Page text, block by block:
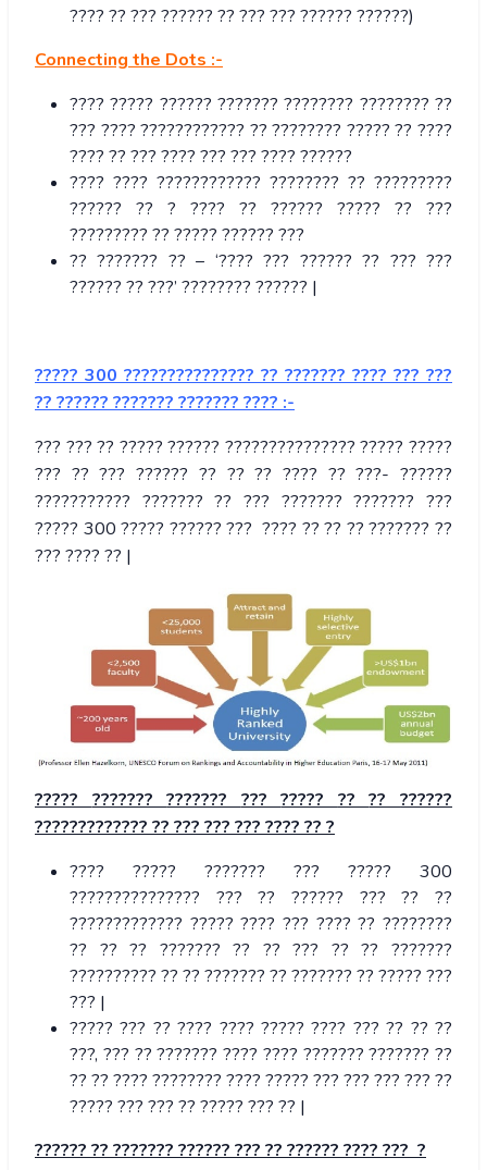
???? ?? ??? ?????? ?? ??? ??? ?????? ??????)
Connecting the Dots :-
???? ????? ?????? ??????? ???????? ???????? ??
??? ???? ???????????? ?? ???????? ????? ?? ????
???? ?? ??? ???? ??? ??? ???? ??????
???? ???? ???????????? ???????? ?? ?????????
?????? ?? ? ???? ?? ?????? ????? ?? ???
????????? ?? ????? ?????? ???
?? ??????? ?? – ‘???? ??? ?????? ?? ??? ???
?????? ?? ???’ ???????? ?????? |
????? 300 ??????????????? ?? ??????? ???? ??? ???
?? ?????? ??????? ??????? ???? :-
??? ??? ?? ????? ?????? ??????????????? ????? ?????
??? ?? ??? ?????? ?? ?? ?? ???? ?? ???- ??????
??????????? ??????? ?? ??? ??????? ??????? ???
????? 300 ????? ?????? ??? ???? ?? ?? ?? ??????? ??
??? ???? ?? |
????? ?????????????? ???????? ??????????
????????????? ?? ??? ??? ??? ???? ?? ?
???? ????? ??????? ??? ????? 300
??????????????? ??? ?? ?????? ??? ?? ??
????????????? ????? ???? ??? ???? ?? ????????
?? ?? ?? ??????? ?? ?? ??? ?? ?? ???????
?????????? ?? ?? ??????? ?? ??????? ?? ????? ???
??? |
????? ??? ?? ???? ???? ????? ???? ??? ?? ?? ??
???, ??? ?? ??????? ???? ???? ??????? ??????? ??
?? ?? ???? ???????? ???? ????? ??? ??? ??? ??? ??
????? ??? ??? ?? ????? ??? ?? |
?????? ?? ??????? ?????? ??? ?? ?????? ???? ??? ?